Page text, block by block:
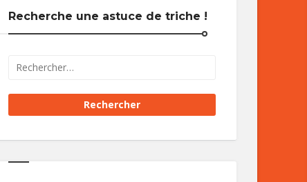
Recherche une astuce de triche !